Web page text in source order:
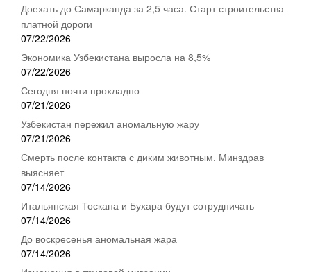
Доехать до Самарканда за 2,5 часа. Старт строительства
платной дороги
07/22/2026
Экономика Узбекистана выросла на 8,5%
07/22/2026
Сегодня почти прохладно
07/21/2026
Узбекистан пережил аномальную жару
07/21/2026
Смерть после контакта с диким животным. Минздрав
выясняет
07/14/2026
Итальянская Тоскана и Бухара будут сотрудничать
07/14/2026
До воскресенья аномальная жара
07/14/2026